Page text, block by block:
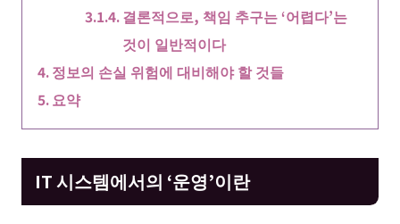
결론적으로, 책임 추구는 ‘어렵다’는
것이 일반적이다
정보의 손실 위험에 대비해야 할 것들
요약
IT 시스템에서의 ‘운영’이란